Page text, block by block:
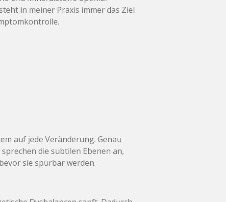
in meiner Praxis immer das Ziel
auf jede Veränderung. Genau
die subtilen Ebenen an,
sie spürbar werden.